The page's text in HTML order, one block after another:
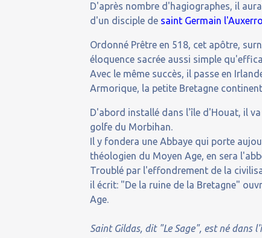
D'après nombre d'hagiographes, il
d'un disciple de saint Germain
Ordonné Prêtre en 518, cet apôtre,
éloquence sacrée aussi simple
Avec le même succès, il passe en
Armorique, la petite Bretagne
D'abord installé dans l'île d'Houat, il
golfe du Morbihan.
Il y fondera une Abbaye qui porte
théologien du Moyen Age, en sera
Troublé par l'effondrement de la
il écrit: "De la ruine de la Bretagne"
Age.
Saint Gildas, dit "Le Sage", est né dans